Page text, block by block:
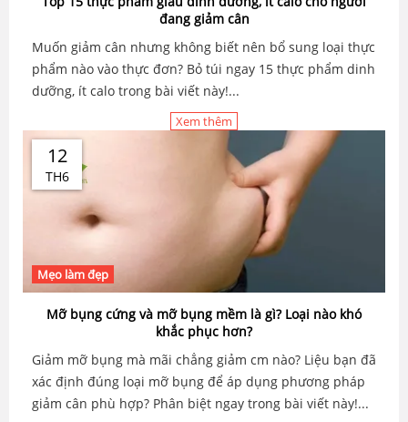
đang giảm cân
Muốn giảm cân nhưng không biết nên bổ sung loại thực
phẩm nào vào thực đơn? Bỏ túi ngay 15 thực phẩm dinh
dưỡng, ít calo trong bài viết này!...
Xem thêm
12
TH6
Mẹo làm đẹp
Mỡ bụng cứng và mỡ bụng mềm là gì? Loại nào khó
khắc phục hơn?
Giảm mỡ bụng mà mãi chẳng giảm cm nào? Liệu bạn đã
xác định đúng loại mỡ bụng để áp dụng phương pháp
giảm cân phù hợp? Phân biệt ngay trong bài viết này!...